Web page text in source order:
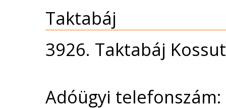
Taktabáj
3926. Taktabáj
Adóügyi